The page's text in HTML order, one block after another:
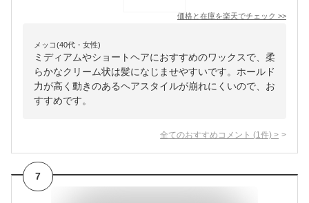
価格と在庫を楽天でチェック >>
メッコ(40代・女性)
ミディアムやショートヘアにおすすめのワックスで、柔
らかなクリーム状は髪になじませやすいです。ホールド
力が高く動きのあるヘアスタイルが崩れにくいので、お
すすめです。
全てのおすすめコメント (1 件) >
7